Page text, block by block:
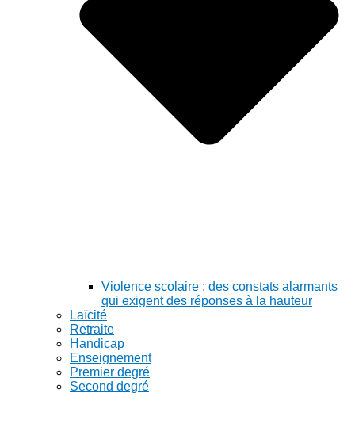
Violence scolaire : des constats alarmants
qui exigent des réponses à la hauteur
Laïcité
Retraite
Handicap
Enseignement
Premier degré
Second degré